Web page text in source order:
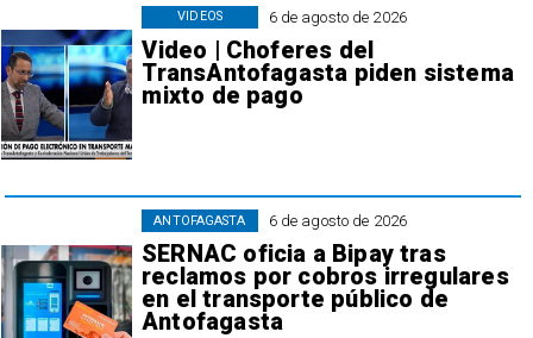
6 de agosto de 2026
Video | Choferes del
TransAntofagasta piden sistema
mixto de pago
VIDEOS
6 de agosto de 2026
SERNAC oficia a Bipay tras
reclamos por cobros irregulares
en el transporte público de
Antofagasta
ANTOFAGASTA